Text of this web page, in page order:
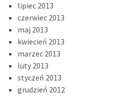
lipiec 2013
czerwiec 2013
maj 2013
kwiecień 2013
marzec 2013
luty 2013
styczeń 2013
grudzień 2012